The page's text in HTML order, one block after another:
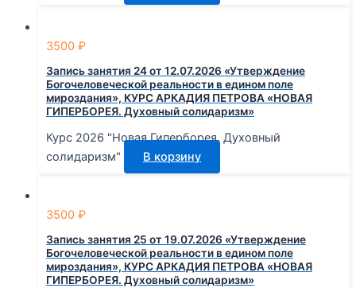
3500 ₽
Запись занятия 24 от 12.07.2026 «Утверждение
Богочеловеческой реальности в едином поле
мироздания», КУРС АРКАДИЯ ПЕТРОВА «НОВАЯ
ГИПЕРБОРЕЯ. Духовный солидаризм»
Курс 2026 "Новая Гиперборея. Духовный
солидаризм"
В корзину
3500 ₽
Запись занятия 25 от 19.07.2026 «Утверждение
Богочеловеческой реальности в едином поле
мироздания», КУРС АРКАДИЯ ПЕТРОВА «НОВАЯ
ГИПЕРБОРЕЯ. Духовный солидаризм»